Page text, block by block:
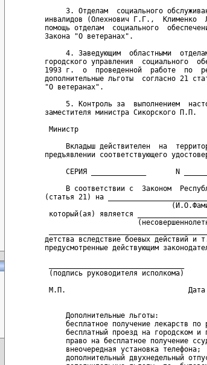
3. Отделам  социального
инвалидов (Олехнович Г.Г.,  Клименко
помощь отделам  социального
Закона "О ветеранах".
4. Заведующим  областными
городского управления  социального
1993 г.  о  проведенной  работе  по
дополнительные льготы  согласно 21
"О ветеранах".
5. Контроль за  выполнением
заместителя министра Сикорского П.П.
Министр
Вкладыш действителен  на
предъявлении соответствующего
СЕРИЯ _____________       N
В соответствии с  Законом
(статья 21) на
который(ая) является
детства вследствие боевых действий и
предусмотренные действующим
(подпись руководителя исполкома)
М.П.                             Дата
     Дополнительные льготы:
бесплатное получение лекарств по
бесплатный проезд на городском и
право на бесплатное получение
     внеочередная установка телефона;
дополнительный двухнедельный